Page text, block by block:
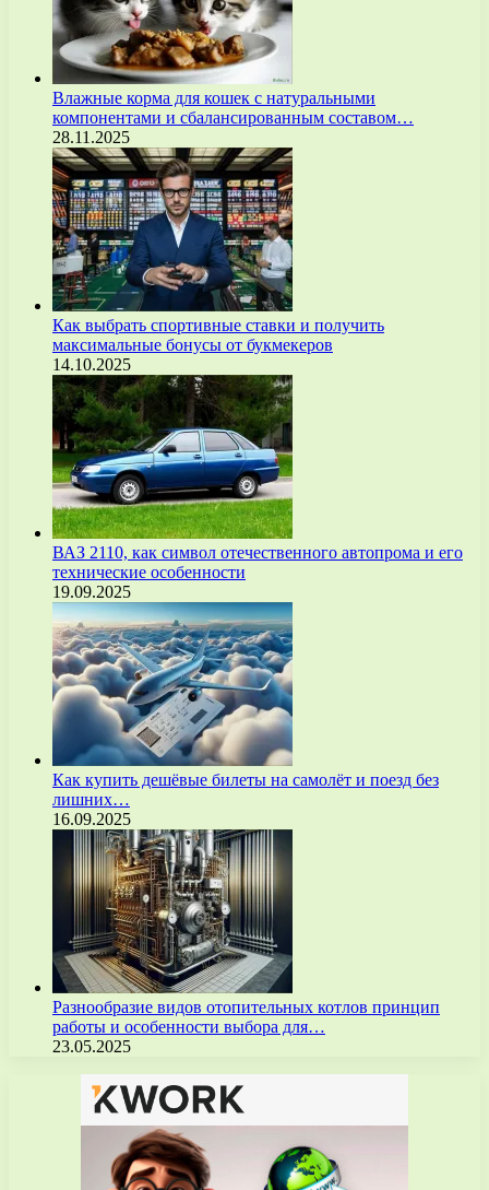
Влажные корма для кошек с натуральными
компонентами и сбалансированным составом…
28.11.2025
Как выбрать спортивные ставки и получить
максимальные бонусы от букмекеров
14.10.2025
ВАЗ 2110, как символ отечественного автопрома и его
технические особенности
19.09.2025
Как купить дешёвые билеты на самолёт и поезд без
лишних…
16.09.2025
Разнообразие видов отопительных котлов принцип
работы и особенности выбора для…
23.05.2025